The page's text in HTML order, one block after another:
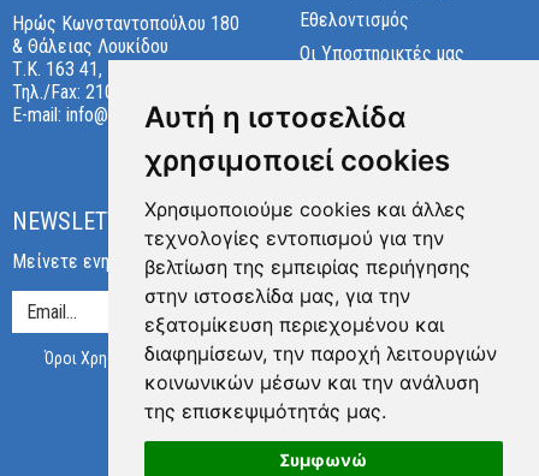
Αυτή η ιστοσελίδα
χρησιμοποιεί cookies
Χρησιμοποιούμε cookies και άλλες
τεχνολογίες εντοπισμού για την
βελτίωση της εμπειρίας περιήγησης
στην ιστοσελίδα μας, για την
εξατομίκευση περιεχομένου και
διαφημίσεων, την παροχή λειτουργιών
κοινωνικών μέσων και την ανάλυση
της επισκεψιμότητάς μας.
Συμφωνώ
Ηρώς Κωνσταντοπούλου 180
& Θάλειας Λουκίδου
Τ.Κ. 163 41, Ηλιούπολη
Τηλ./Fax: 210 97 66 144
E-mail: info@keepea.gr
Εθελοντισμός
Οι Υποστηρικτές μας
Προσωπικά Δεδομένα
Cookies preferences
NEWSLETTER
Μείνετε ενημερωμένοι για τη δράση μας!
Όροι Χρησης